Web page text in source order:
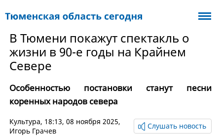
В Тюмени покажут спектакль о
жизни в 90-е годы на Крайнем
Севере
Особенностью постановки станут песни
коренных народов севера
Культура, 18:13, 08 ноября 2025,
Игорь Грачев
Слушать новость